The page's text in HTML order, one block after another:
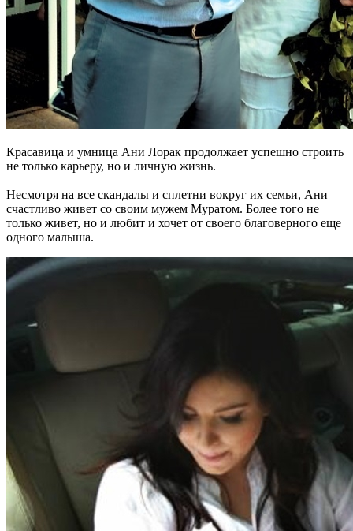
Красавица и умница Ани Лорак продолжает успешно строить
не только карьеру, но и личную жизнь.
Несмотря на все скандалы и сплетни вокруг их семьи, Ани
счастливо живет со своим мужем Муратом. Более того не
только живет, но и любит и хочет от своего благоверного еще
одного малыша.